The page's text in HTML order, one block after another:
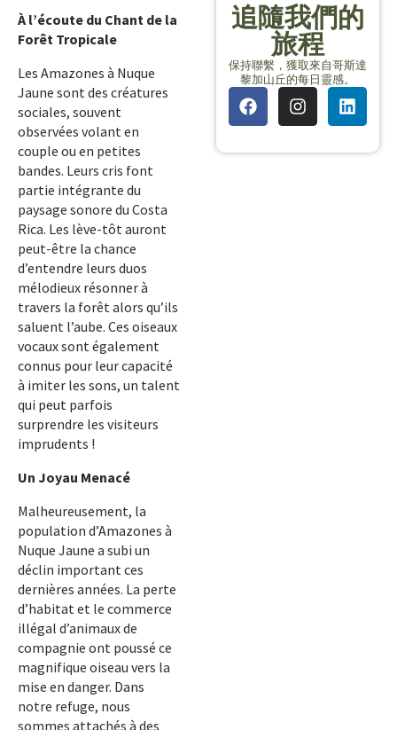
À l’écoute du Chant de la
Forêt Tropicale
Les Amazones à Nuque
Jaune sont des créatures
sociales, souvent
observées volant en
couple ou en petites
bandes. Leurs cris font
partie intégrante du
paysage sonore du Costa
Rica. Les lève-tôt auront
peut-être la chance
d’entendre leurs duos
mélodieux résonner à
travers la forêt alors qu’ils
saluent l’aube. Ces oiseaux
vocaux sont également
connus pour leur capacité
à imiter les sons, un talent
qui peut parfois
surprendre les visiteurs
imprudents !
Un Joyau Menacé
Malheureusement, la
population d’Amazones à
Nuque Jaune a subi un
déclin important ces
dernières années. La perte
d’habitat et le commerce
illégal d’animaux de
compagnie ont poussé ce
magnifique oiseau vers la
mise en danger. Dans
notre refuge, nous
sommes attachés à des
追隨我們的
旅程
保持聯繫，獲取來自哥斯達
黎加山丘的每日靈感。